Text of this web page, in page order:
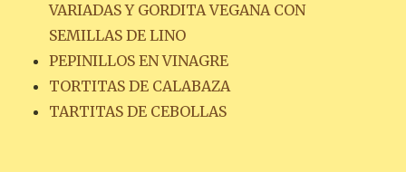
VARIADAS Y GORDITA VEGANA CON
SEMILLAS DE LINO
PEPINILLOS EN VINAGRE
TORTITAS DE CALABAZA
TARTITAS DE CEBOLLAS